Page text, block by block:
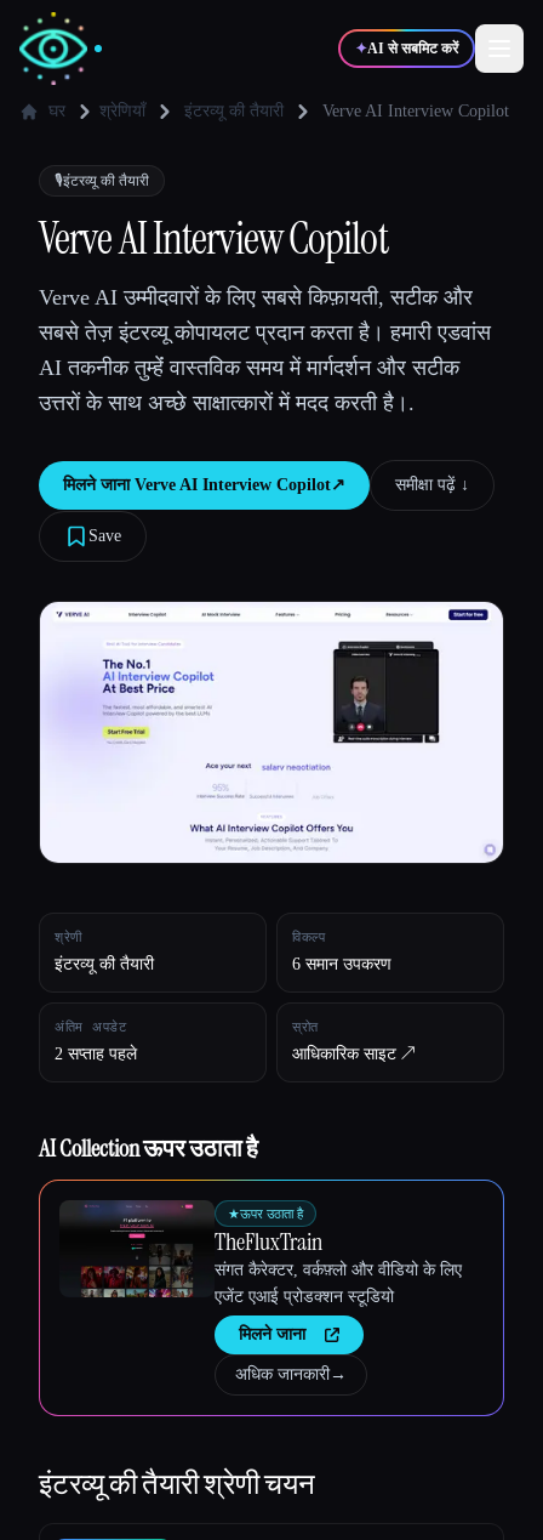
✦AI से सबमिट करें
✍️लेखक
💻 📈मार्केटर्स
🎓विद्यार्थी 🎬 क्रिएटर्स
ब्लॉग
टूल्स की तुलना करें
हमारे बारे में
घर श्रेणियाँ इंटरव्यू की तैयारी Verve AI Interview Copilot
🎙️इंटरव्यू की तैयारी
Verve AI Interview Copilot
Verve AI उम्मीदवारों के लिए सबसे किफ़ायती, सटीक और
सबसे तेज़ इंटरव्यू कोपायलट प्रदान करता है। हमारी एडवांस
AI तकनीक तुम्हेंं वास्तविक समय में मार्गदर्शन और सटीक
उत्तरों के साथ अच्छे साक्षात्कारों में मदद करती है।.
मिलने जाना Verve AI Interview Copilot↗︎ समीक्षा पढ़ें ↓︎
Save
श्रेणी
इंटरव्यू की तैयारी
विकल्प
6 समान उपकरण
अंतिम अपडेट
2 सप्ताह पहले
स्रोत
आधिकारिक साइट ↗︎
AI Collection ऊपर उठाता है
★ऊपर उठाता है
TheFluxTrain
संगत कैरेक्टर, वर्कफ़्लो और वीडियो के लिए
एजेंट एआई प्रोडक्शन स्टूडियो
मिलने जाना
अधिक जानकारी→
इंटरव्यू की तैयारीश्रेणी चयन